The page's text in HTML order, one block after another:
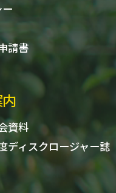
請書
資料
ディスクロージャー誌